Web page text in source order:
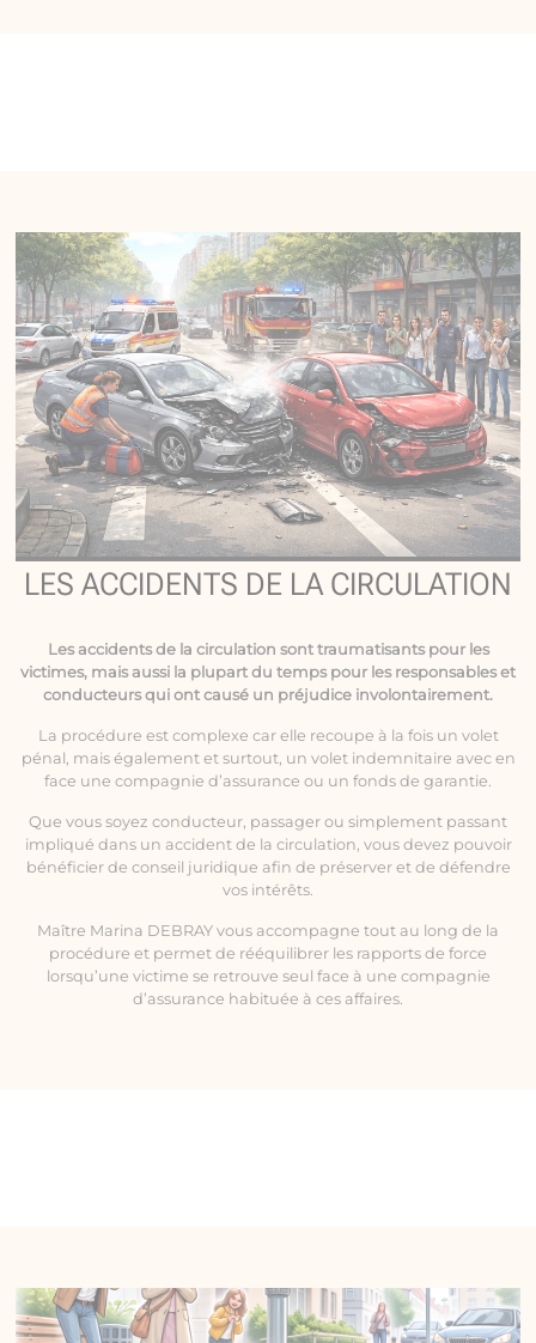
LES ACCIDENTS DE LA CIRCULATION
Les accidents de la circulation sont traumatisants pour les
victimes, mais aussi la plupart du temps pour les responsables et
conducteurs qui ont causé un préjudice involontairement.
La procédure est complexe car elle recoupe à la fois un volet
pénal, mais également et surtout, un volet indemnitaire avec en
face une compagnie d’assurance ou un fonds de garantie.
Que vous soyez conducteur, passager ou simplement passant
impliqué dans un accident de la circulation, vous devez pouvoir
bénéficier de conseil juridique afin de préserver et de défendre
vos intérêts.
Maître Marina DEBRAY vous accompagne tout au long de la
procédure et permet de rééquilibrer les rapports de force
lorsqu’une victime se retrouve seul face à une compagnie
d’assurance habituée à ces affaires.